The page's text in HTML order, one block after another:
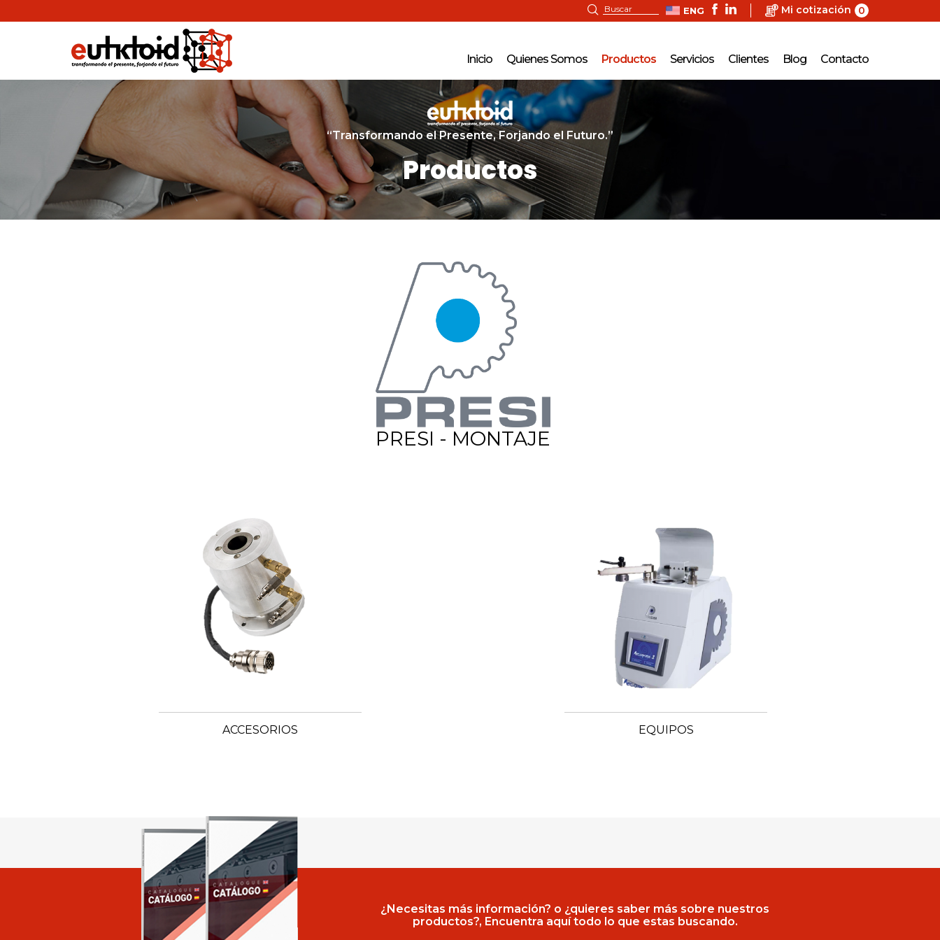
ENG Mi cotización 0
Inicio Quienes Somos Productos Servicios Clientes Blog Contacto
“Transformando el Presente, Forjando el Futuro.”
Productos
PRESI - MONTAJE
ACCESORIOS EQUIPOS
¿Necesitas más información? o ¿quieres saber más sobre nuestros
productos?, Encuentra aquí todo lo que estas buscando.